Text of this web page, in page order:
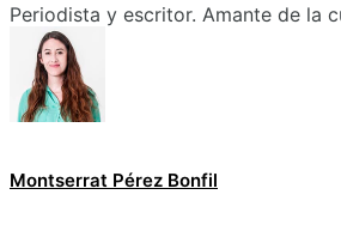
Periodista y escritor. Amante de la
Montserrat Pérez Bonfil